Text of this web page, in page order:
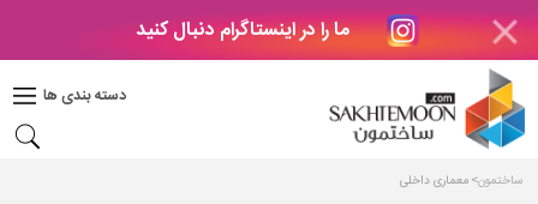
ما را در اینستاگرام دنبال کنید
دسته بندی ها
دکوراسیون
بتن
های
ساختمون معماری داخلی